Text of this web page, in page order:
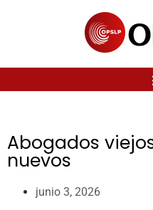
Abogados
nuevos
junio 3, 2026